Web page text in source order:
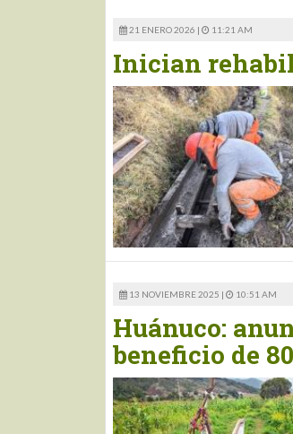
21 ENERO 2026 | 11:21 AM
Inician
13 NOVIEMBRE 2025 | 10:51 AM
Huánuco:
beneficio de